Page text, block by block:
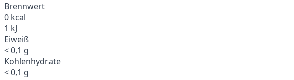
Brennwert
0 kcal
1 kJ
Eiweiß
< 0,1 g
Kohlenhydrate
< 0,1 g